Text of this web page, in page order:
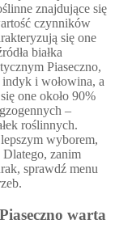
znajdujące się
czynników
się one
białka
Piaseczno,
i wołowina, a
one około 90%
–
roślinnych.
wyborem,
zanim
sprawdź menu
warta